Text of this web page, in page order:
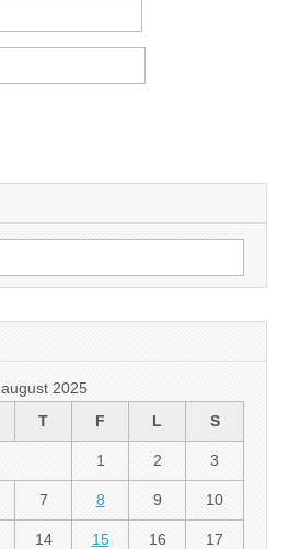
august 2025
T F L S
1 2 3
7 8 9 10
14 15 16 17